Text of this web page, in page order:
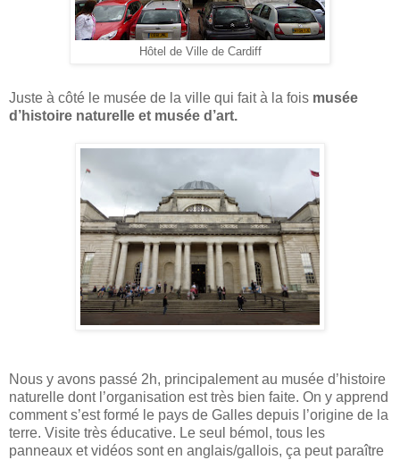
Hôtel de Ville de Cardiff
Juste à côté le musée de la ville qui fait à la fois musée
d’histoire naturelle et musée d’art.
Nous y avons passé 2h, principalement au musée d’histoire
naturelle dont l’organisation est très bien faite. On y apprend
comment s’est formé le pays de Galles depuis l’origine de la
terre. Visite très éducative. Le seul bémol, tous les
panneaux et vidéos sont en anglais/gallois, ça peut paraître